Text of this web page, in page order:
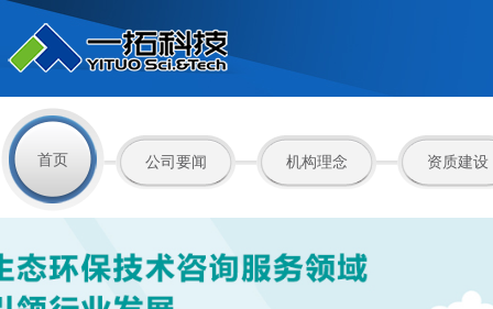
首页 公司要闻 机构理念 资质建设